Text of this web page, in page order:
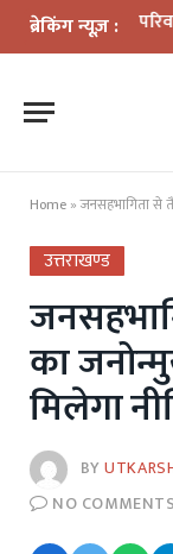
ब्रेकिंग न्यूज़ :
परिवारों ने छोड़े घर
Home »जनसहभागिता से
उत्तराखण्ड
का
मिलेगा
BY
NO COMMENTS